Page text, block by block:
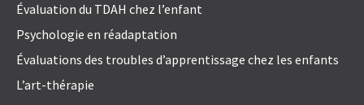
Évaluation du TDAH chez l’enfant
Psychologie en réadaptation
Évaluations des troubles d’apprentissage chez les enfants
L’art-thérapie